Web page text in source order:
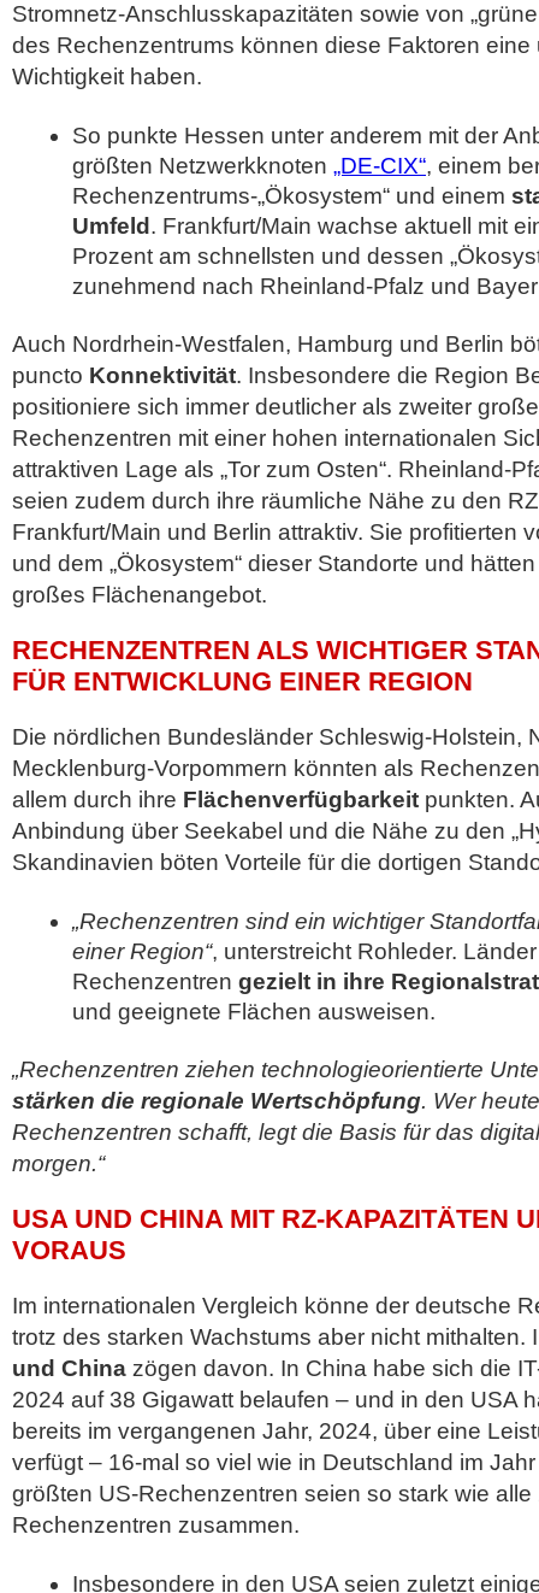
Stromnetz-Anschlusskapazitäten sowie von
des Rechenzentrums können diese Faktoren eine
Wichtigkeit haben.
So punkte Hessen unter anderem mit der
größten Netzwerkknoten „DE-CIX“, einem
Rechenzentrums-„Ökosystem“ und einem
Umfeld . Frankfurt/Main wachse aktuell mit
Prozent am schnellsten und dessen
zunehmend nach Rheinland-Pfalz und
Auch Nordrhein-Westfalen, Hamburg und Berlin
puncto Konnektivität. Insbesondere die Region
positioniere sich immer deutlicher als zweiter
Rechenzentren mit einer hohen internationalen
attraktiven Lage als „Tor zum Osten“. Rheinland-
seien zudem durch ihre räumliche Nähe zu den
Frankfurt/Main und Berlin attraktiv. Sie profitierten
und dem „Ökosystem“ dieser Standorte und
großes Flächenangebot.
RECHENZENTREN ALS WICHTIGER
FÜR ENTWICKLUNG EINER REGION
Die nördlichen Bundesländer Schleswig-Holstein,
Mecklenburg-Vorpommern könnten als
allem durch ihre Flächenverfügbarkeit punkten.
Anbindung über Seekabel und die Nähe zu den
Skandinavien böten Vorteile für die dortigen
„Rechenzentren sind ein wichtiger
einer Region“, unterstreicht Rohleder.
Rechenzentren gezielt in ihre
und geeignete Flächen ausweisen.
„Rechenzentren ziehen technologieorientierte
stärken die regionale Wertschöpfung. Wer
Rechenzentren schafft, legt die Basis für das
morgen.“
USA UND CHINA MIT RZ-KAPAZITÄTEN
VORAUS
Im internationalen Vergleich könne der deutsche
trotz des starken Wachstums aber nicht
und China zögen davon. In China habe sich die
2024 auf 38 Gigawatt belaufen – und in den USA
bereits im vergangenen Jahr, 2024, über eine
verfügt – 16-mal so viel wie in Deutschland im
größten US-Rechenzentren seien so stark wie
Rechenzentren zusammen.
Insbesondere in den USA seien zuletzt